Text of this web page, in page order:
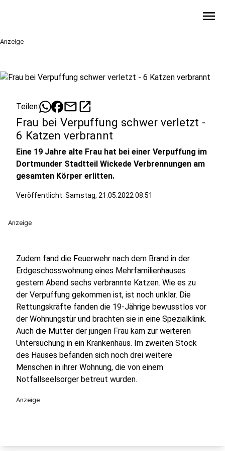
menu
Anzeige
Teilen: mailopen_in_new
Frau bei Verpuffung schwer verletzt -
6 Katzen verbrannt
Eine 19 Jahre alte Frau hat bei einer Verpuffung im
Dortmunder Stadtteil Wickede Verbrennungen am
gesamten Körper erlitten.
Veröffentlicht: Samstag, 21.05.2022 08:51
Anzeige
Zudem fand die Feuerwehr nach dem Brand in der
Erdgeschosswohnung eines Mehrfamilienhauses
gestern Abend sechs verbrannte Katzen. Wie es zu
der Verpuffung gekommen ist, ist noch unklar. Die
Rettungskräfte fanden die 19-Jährige bewusstlos vor
der Wohnungstür und brachten sie in eine Spezialklinik.
Auch die Mutter der jungen Frau kam zur weiteren
Untersuchung in ein Krankenhaus. Im zweiten Stock
des Hauses befanden sich noch drei weitere
Menschen in ihrer Wohnung, die von einem
Notfallseelsorger betreut wurden.
Anzeige